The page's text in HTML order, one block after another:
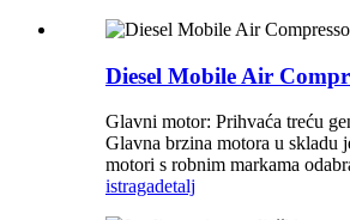
Diesel Mobile Air
Glavni motor: Prihvaća treću
Glavna brzina motora u skladu
motori s robnim markama
istragadetalj